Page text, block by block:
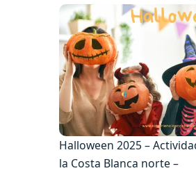
Halloween 2025 –
la Costa Blanca norte –